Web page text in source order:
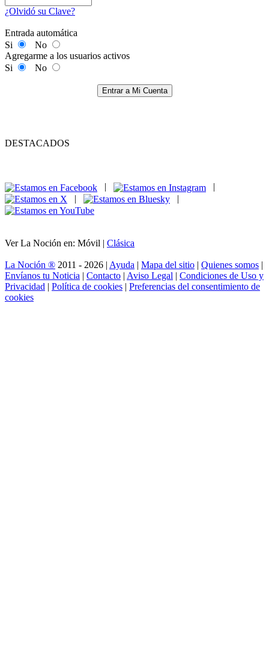
¿Olvidó su Clave?
Entrada automática
Si
No
Agregarme a los usuarios activos
Si
No
Entrar a Mi Cuenta
DESTACADOS
|
|
Ver La Noción en: Móvil | Clásica
La Noción ® 2011 - 2026 | Ayuda | Mapa del sitio | Quienes somos |
Envíanos tu Noticia | Contacto | Aviso Legal | Condiciones de Uso y
Privacidad | Política de cookies | Preferencias del consentimiento de
cookies